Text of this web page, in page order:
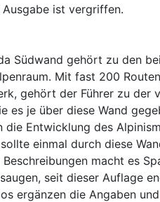
ist vergriffen.
Südwand gehört zu den
Mit fast 200
gehört der Führer zu der
es je über diese Wand
die Entwicklung des
einmal durch diese
macht es
seit dieser Auflage
ergänzen die Angaben